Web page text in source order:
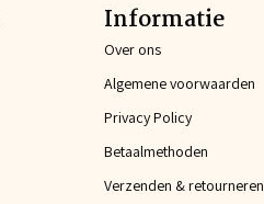
Informatie
Over ons
Algemene voorwaarden
Privacy Policy
Betaalmethoden
Verzenden & retourneren